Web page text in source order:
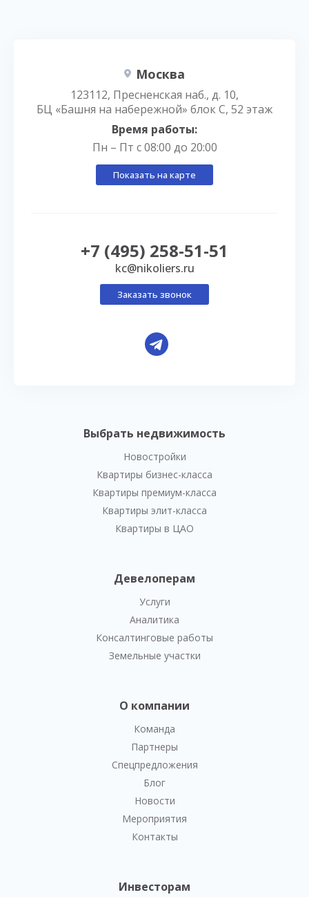
Выбрать недвижимость
Новостройки
Квартиры бизнес-класса
Квартиры премиум-класса
Квартиры элит-класса
Квартиры в ЦАО
Девелоперам
Услуги
Аналитика
Консалтинговые работы
Земельные участки
О компании
Команда
Партнеры
Спецпредложения
Блог
Новости
Мероприятия
Контакты
Инвесторам
Москва
123112, Пресненская наб., д. 10,
БЦ «Башня на набережной» блок С, 52 этаж
Время работы:
Пн – Пт с 08:00 до 20:00
Показать на карте
+7 (495) 258-51-51
kc@nikoliers.ru
Заказать звонок